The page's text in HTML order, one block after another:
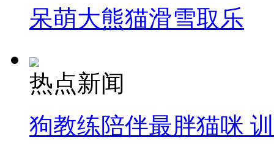
呆萌大熊猫滑雪取乐
热点新闻
狗教练陪伴最胖猫咪